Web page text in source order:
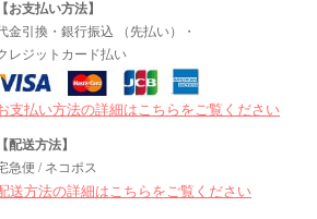
【お支払い方法】
金引換・銀行振込 （先払い）・
レジットカード払い
支払い方法の詳細はこちらをご覧ください
【配送方法】
急便 / ネコポス
送方法の詳細はこちらをご覧ください